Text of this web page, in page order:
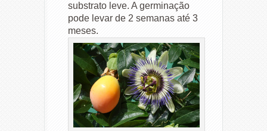
substrato leve. A germinação
pode levar de 2 semanas até 3
meses.